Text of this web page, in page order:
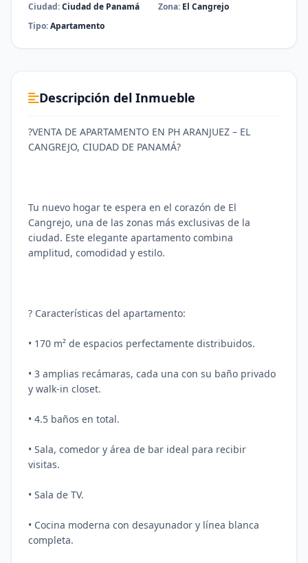
Ciudad:Ciudad de Panamá Zona: El Cangrejo
Tipo:Apartamento
Descripción del Inmueble
?VENTA DE APARTAMENTO EN PH ARANJUEZ – EL
CANGREJO, CIUDAD DE PANAMÁ?
Tu nuevo hogar te espera en el corazón de El
Cangrejo, una de las zonas más exclusivas de la
ciudad. Este elegante apartamento combina
amplitud, comodidad y estilo.
? Características del apartamento:
• 170 m² de espacios perfectamente distribuidos.
• 3 amplias recámaras, cada una con su baño privado
y walk-in closet.
• 4.5 baños en total.
• Sala, comedor y área de bar ideal para recibir
visitas.
• Sala de TV.
• Cocina moderna con desayunador y línea blanca
completa.